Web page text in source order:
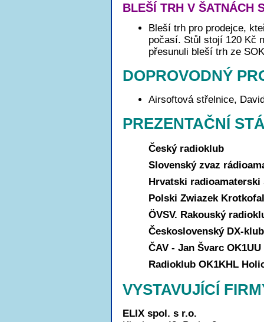
BLEŠÍ TRH V ŠATNÁCH
Bleší trh pro prodejce,
počasí. Stůl stojí 120 Kč
přesunuli bleší trh ze
DOPROVODNÝ
Airsoftová střelnice,
PREZENTAČNÍ
Český radioklub
Slovenský zvaz
Hrvatski radioamaterski
Polski Zwiazek
ÖVSV. Rakouský
Československý DX-klub
ČAV - Jan Švarc OK1UU
Radioklub OK1KHL
VYSTAVUJÍCÍ
ELIX spol. s r.o.